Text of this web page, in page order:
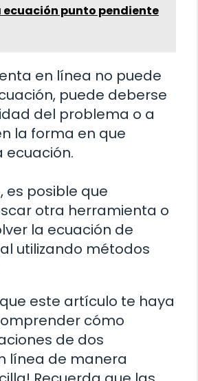
ecuación punto pendiente
en línea no puede
puede deberse
del problema o a
la forma en que
ecuación.
es posible que
otra herramienta o
la ecuación de
utilizando métodos
este artículo te haya
cómo
de dos
línea de manera